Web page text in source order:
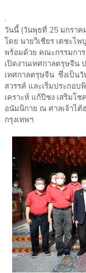
.
วันนี้ (วันพุธที่ 25 มกราค
โดย นายวิเชียร เตชะไ
พร้อมด้วย คณะกรรมกา
เปิดงานเทศกาลตรุษจีน
เทศกาลตรุษจีน ซึ่งเป็น
สวรรค์ และเริ่มประกอบ
เคราะห์ แก้ปีชง เสริมโ
อนัมนิกาย ณ ศาลเจ้าไต้
กรุงเทพฯ